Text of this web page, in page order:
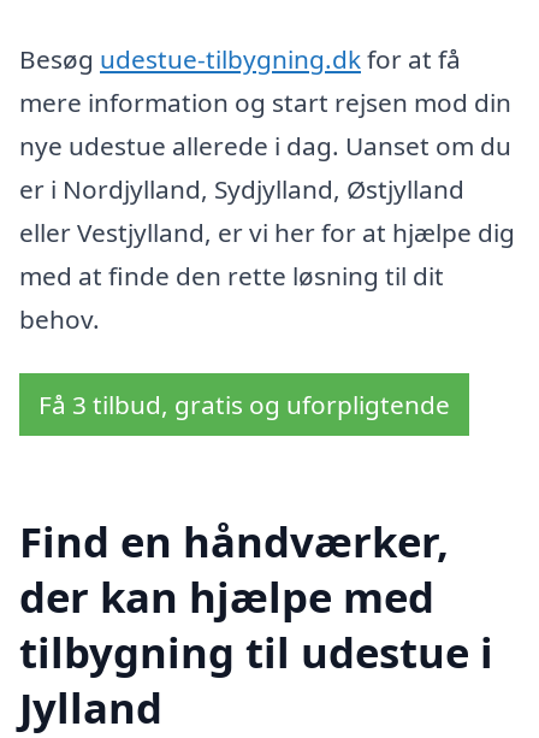
Besøg udestue-tilbygning.dkfor at få
mere information og start rejsen mod din
nye udestue allerede i dag. Uanset om du
er i Nordjylland, Sydjylland, Østjylland
eller Vestjylland, er vi her for at hjælpe dig
med at finde den rette løsning til dit
behov.
Få 3 tilbud, gratis og uforpligtende
Find en håndværker,
der kan hjælpe med
tilbygning til udestue i
Jylland